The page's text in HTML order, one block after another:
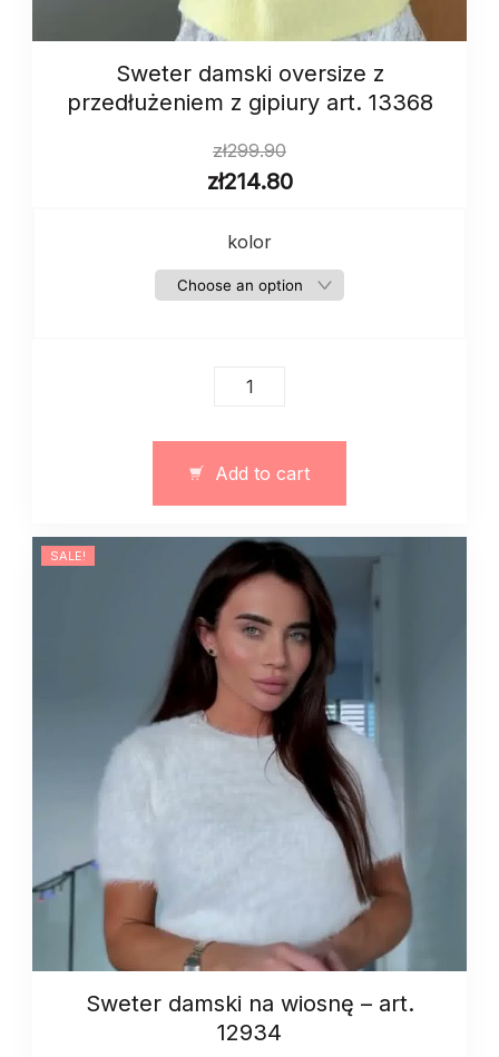
Sweter damski oversize z
przedłużeniem z gipiury art. 13368
zł299.90
zł214.80
kolor
Sweter
przedłużeniem
z
gipiury
art.
13368
quantity
Add to cart
SALE!
Sweter damski na wiosnę – art.
12934